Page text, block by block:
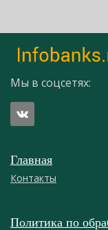
Мы в соцсетях:
Главная
Контакты
Политика по